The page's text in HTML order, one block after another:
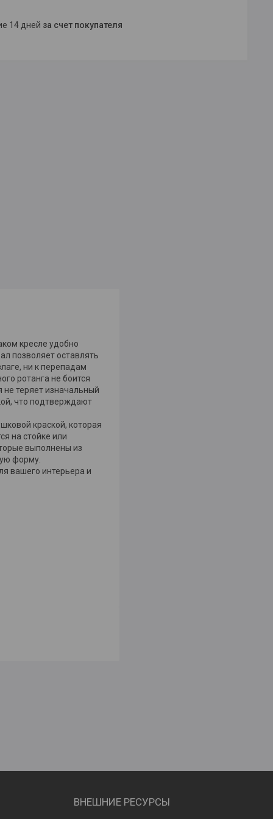
14 дней за счет покупателя
кресле удобно
позволяет оставлять
ни к перепадам
ротанга не боится
не теряет изначальный
что подтверждают
краской, которая
на стойке или
выполнены из
форму.
вашего интерьера и
ВНЕШНИЕ РЕСУРСЫ